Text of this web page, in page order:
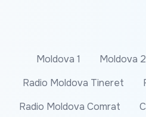
Moldova 1 Moldova 2
Radio Moldova Tineret
Radio Moldova Comrat